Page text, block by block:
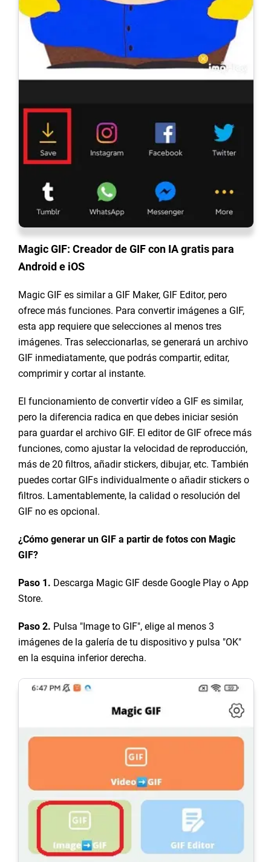
Magic GIF: Creador de GIF con IA gratis para
Android e iOS
Magic GIF es similar a GIF Maker, GIF Editor, pero
ofrece más funciones. Para convertir imágenes a GIF,
esta app requiere que selecciones al menos tres
imágenes. Tras seleccionarlas, se generará un archivo
GIF inmediatamente, que podrás compartir, editar,
comprimir y cortar al instante.
El funcionamiento de convertir vídeo a GIF es similar,
pero la diferencia radica en que debes iniciar sesión
para guardar el archivo GIF. El editor de GIF ofrece más
funciones, como ajustar la velocidad de reproducción,
más de 20 filtros, añadir stickers, dibujar, etc. También
puedes cortar GIFs individualmente o añadir stickers o
filtros. Lamentablemente, la calidad o resolución del
GIF no es opcional.
¿Cómo generar un GIF a partir de fotos con Magic
GIF?
Paso 1. Descarga Magic GIF desde Google Play o App
Store.
Paso 2. Pulsa "Image to GIF", elige al menos 3
imágenes de la galería de tu dispositivo y pulsa "OK"
en la esquina inferior derecha.